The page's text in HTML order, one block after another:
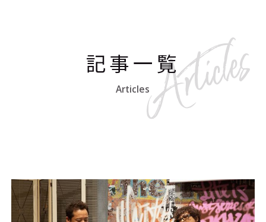
#エンタメ業界のちょっといい話
運営会社 プライバシーポリシー
記事一覧
Articles